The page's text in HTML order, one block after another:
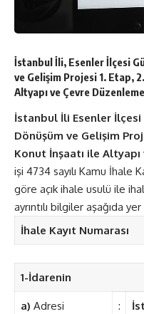
İstanbul İli, Esenler İlçesi
ve Gelişim Projesi 1. Etap,
Altyapı ve Çevre
İstanbul İli Esenler İlçesi
Dönüşüm ve Gelişim
Konut İnşaatı ile
işi 4734 sayılı Kamu İhale
göre açık ihale usulü ile
ayrıntılı bilgiler aşağıda yer
İhale Kayıt Numarası
1-İdarenin
a) Adresi :